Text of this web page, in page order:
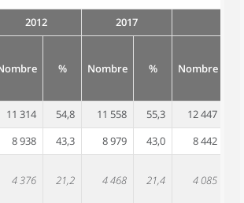
2012 2017
% Nombre % Nombre
11 314 54,8 11 558 55,3 12 447
8 938 43,3 8 979 43,0 8 442
4 376 21,2 4 468 21,4 4 085